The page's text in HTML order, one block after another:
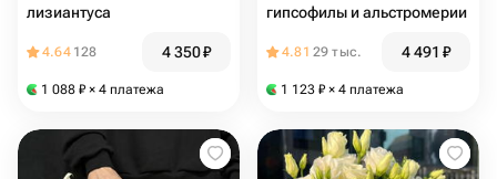
лизиантуса
4.64 128 4 350₽
1 088 ₽ × 4 платежа
гипсофилы и альстромерии
4.81 29 тыс. 4 491 ₽
1 123 ₽ × 4 платежа